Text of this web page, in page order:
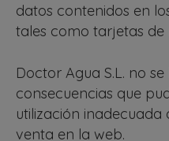
datos contenidos en
tales como tarjetas de
Doctor Agua S.L. no
consecuencias que
utilización
venta en la web.